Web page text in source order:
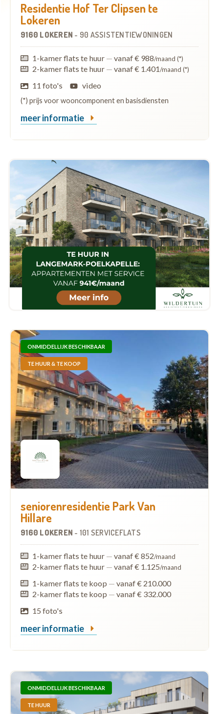
Residentie Hof Ter Clipsen te
Lokeren
9160 LOKEREN - 90 ASSISTENTIEWONINGEN
1-kamer flats te huur — vanaf € 988/maand (*)
2-kamer flats te huur — vanaf € 1.401/maand (*)
11 foto's video
(*) prijs voor wooncomponent en basisdiensten
meer informatie
ONMIDDELLIJK BESCHIKBAAR
TE HUUR & TE KOOP
seniorenresidentie Park Van
Hillare
9160 LOKEREN - 101 SERVICEFLATS
1-kamer flats te huur — vanaf € 852/maand
2-kamer flats te huur — vanaf € 1.125/maand
1-kamer flats te koop — vanaf € 210.000
2-kamer flats te koop — vanaf € 332.000
15 foto's
meer informatie
ONMIDDELLIJK BESCHIKBAAR
TE HUUR